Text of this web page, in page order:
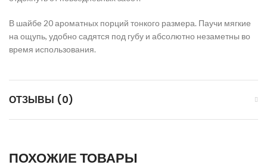
В шайбе 20 ароматных порций тонкого размера. Паучи мягкие
на ощупь, удобно садятся под губу и абсолютно незаметны во
время использования.
ОТЗЫВЫ (0)
ПОХОЖИЕ ТОВАРЫ